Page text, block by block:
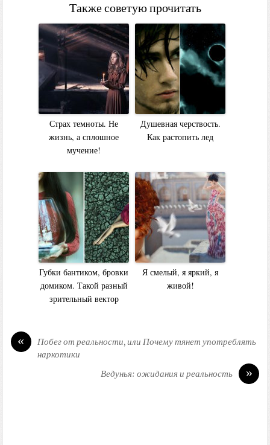
Также советую прочитать
Страх темноты. Не
жизнь, а сплошное
мучение!
Душевная черствость.
Как растопить лед
Губки бантиком, бровки
домиком. Такой разный
зрительный вектор
Я смелый, я яркий, я
живой!
«
Побег от реальности, или Почему тянет употреблять
наркотики
»
Ведунья: ожидания и реальность